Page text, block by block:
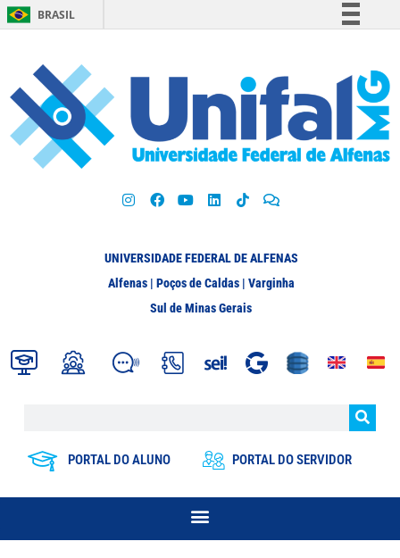
BRASIL
Participe
Acesso à informação
Legislação
UNIVERSIDADE FEDERAL DE ALFENAS
Alfenas | Poços de Caldas | Varginha
Sul de Minas Gerais
PORTAL DO ALUNO PORTAL DO SERVIDOR